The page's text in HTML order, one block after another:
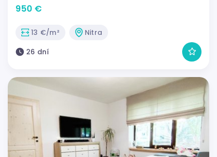
950 €
13 €/m²
Nitra
26 dní